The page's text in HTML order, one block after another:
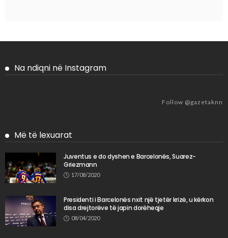
Na ndiqni në Instagram
Follow @gazetaknn
Më të lexuarat
Juventus e do dyshen e Barcelonës, Suarez-
Griezmann
17/08/2020
Presidenti i Barcelonës nxit një tjetër krizë, u kërkon
disa drejtorëve të japin dorëheqje
08/04/2020